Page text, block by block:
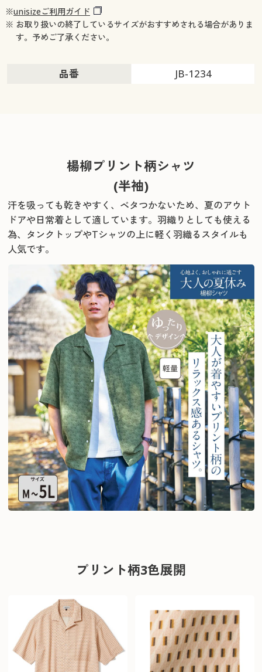
※unisizeご利用ガイド
※ お取り扱いの終了しているサイズがおすすめされる場合がありま
す。予めご了承ください。
品番 JB-1234
楊柳プリント柄シャツ
(半袖)
汗を吸っても乾きやすく、ベタつかないため、夏のアウト
ドアや日常着として適しています。羽織りとしても使える
為、タンクトップやTシャツの上に軽く羽織るスタイルも
人気です。
プリント柄3色展開